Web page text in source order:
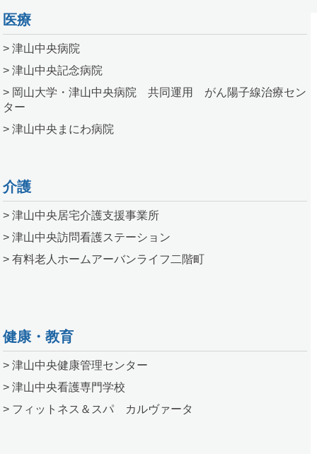
医療
> 津山中央病院
> 津山中央記念病院
> 岡山大学・津山中央病院 共同運用 がん陽子線治療セン
ター
> 津山中央まにわ病院
介護
> 津山中央居宅介護支援事業所
> 津山中央訪問看護ステーション
> 有料老人ホームアーバンライフ二階町
健康・教育
> 津山中央健康管理センター
> 津山中央看護専門学校
> フィットネス＆スパ カルヴァータ